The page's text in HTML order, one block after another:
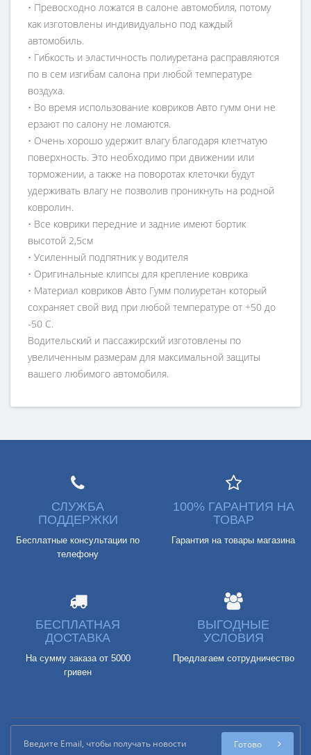
• Превосходно ложатся в салоне автомобиля, потому
как изготовлены индивидуально под каждый
автомобиль.
• Гибкость и эластичность полиуретана расправляются
по в сем изгибам салона при любой температуре
воздуха.
• Во время использование ковриков Авто гумм они не
ерзают по салону не ломаются.
• Очень хорошо удержит влагу благодаря клетчатую
поверхность. Это необходимо при движении или
торможении, а также на поворотах клеточки будут
удерживать влагу не позволив проникнуть на родной
ковролин.
• Все коврики передние и задние имеют бортик
высотой 2,5см
• Усиленный подпятник у водителя
• Оригинальные клипсы для крепление коврика
• Материал ковриков Авто Гумм полиуретан который
сохраняет свой вид при любой температуре от +50 до
-50 С.
Водительский и пассажирский изготовлены по
увеличенным размерам для максимальной защиты
вашего любимого автомобиля.
СЛУЖБА
ПОДДЕРЖКИ
Бесплатные консультации по
телефону
100% ГАРАНТИЯ НА
ТОВАР
Гарантия на товары магазина
БЕСПЛАТНАЯ
ДОСТАВКА
На сумму заказа от 5000
гривен
ВЫГОДНЫЕ
УСЛОВИЯ
Предлагаем сотрудничество
Готово